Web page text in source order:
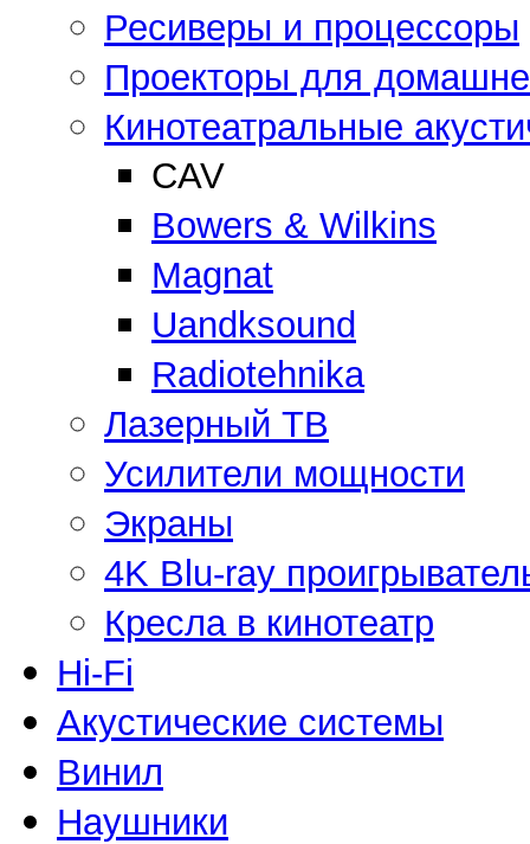
Ресиверы и процессоры
Проекторы для
Кинотеатральные
CAV
Bowers & Wilkins
Magnat
Uandksound
Radiotehnika
Лазерный ТВ
Усилители мощности
Экраны
4K Blu-ray
Кресла в кинотеатр
Hi-Fi
Акустические системы
Винил
Наушники